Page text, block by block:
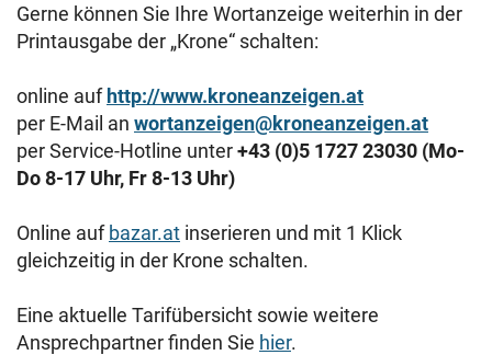
Gerne können Sie Ihre Wortanzeige weiterhin in der
Printausgabe der „Krone“ schalten:
online auf http://www.kroneanzeigen.at
per E-Mail an wortanzeigen@kroneanzeigen.at
per Service-Hotline unter+43 (0)5 1727 23030 (Mo-
Do 8-17 Uhr, Fr 8-13 Uhr)
Online auf bazar.at inserieren und mit 1 Klick
gleichzeitig in der Krone schalten.
Eine aktuelle Tarifübersicht sowie weitere
Ansprechpartner finden Sie hier.